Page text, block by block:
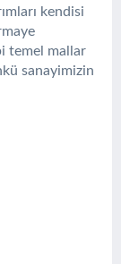
kendisi
temel mallar
sanayimizin